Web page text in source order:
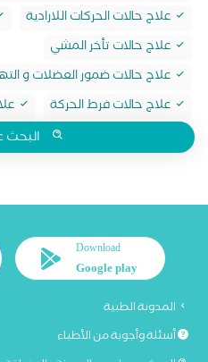
علاج حالات الحركات اللارادية
علاج حالات تأخر المشي
علاج حالات ضمور العضلات و
علاج حالات فرط الحركة
البحث
Download
Google play
المدونة الطبية
أسئلة وأجوبة من الأطباء